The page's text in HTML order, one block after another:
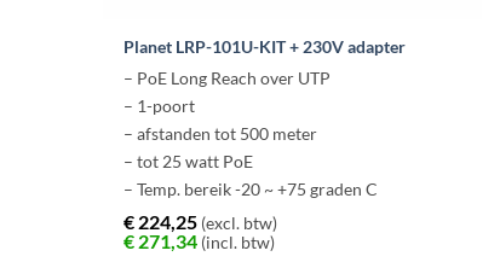
Planet LRP-101U-KIT + 230V adapter
– PoE Long Reach over UTP
– 1-poort
– afstanden tot 500 meter
– tot 25 watt PoE
– Temp. bereik -20 ~ +75 graden C
€ 224,25 (excl. btw)
€ 271,34 (incl. btw)